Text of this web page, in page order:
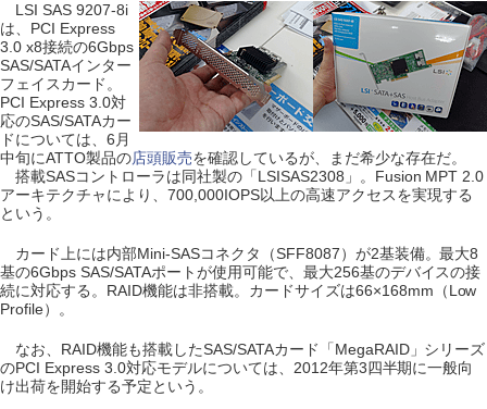
LSI SAS 9207-8i
は、PCI Express
3.0 x8接続の6Gbps
SAS/SATAインター
フェイスカード。
PCI Express 3.0対
応のSAS/SATAカー
ドについては、6月
中旬にATTO製品の店頭販売を確認しているが、まだ希少な存在だ。
搭載SASコントローラは同社製の「LSISAS2308」。Fusion MPT 2.0
アーキテクチャにより、700,000IOPS以上の高速アクセスを実現する
という。
カード上には内部Mini-SASコネクタ（SFF8087）が2基装備。最大8
基の6Gbps SAS/SATAポートが使用可能で、最大256基のデバイスの接
続に対応する。RAID機能は非搭載。カードサイズは66×168mm（Low
Profile）。
なお、RAID機能も搭載したSAS/SATAカード「MegaRAID」シリーズ
のPCI Express 3.0対応モデルについては、2012年第3四半期に一般向
け出荷を開始する予定という。